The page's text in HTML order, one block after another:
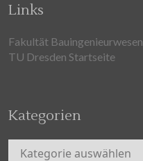
Links
Fakultät Bauingenieurwesen
TU Dresden Startseite
Kategorien
Kategorien